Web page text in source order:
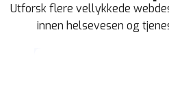
Utforsk flere vellykkede
innen helsevesen og